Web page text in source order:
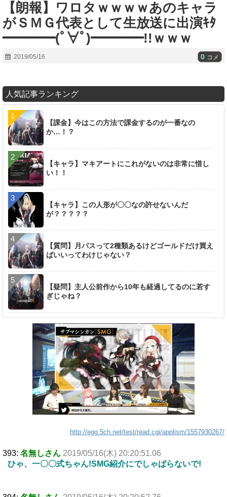
【朗報】ワロタｗｗｗｗあのキャラ
がＳＭＧ代表として生放送に出演ｷﾀ
━━━━(ﾟ∀ﾟ)━━━━!!ｗｗｗ
2019/05/16 0 コメ
人気記事ランキング
【課金】今はこの方法で課金するのが一番なの
か…！？
【キャラ】マキアートにこれがないのは非常に惜し
い！！
【キャラ】この人形が〇〇なの許せないんだ
が？？？？？
【質問】月パスって2種類あるけどゴールドだけ買え
ばいいってわけじゃない？
【疑問】主人公前作から10年も経過してるのに若す
ぎじゃね？
http://egg.5ch.net/test/read.cgi/applism/1557930267/
393: 名無しさん 2019/05/16(木) 20:20:51.06
ひゃ、一〇〇式ちゃん!SMG紹介にでしゃばらないで!